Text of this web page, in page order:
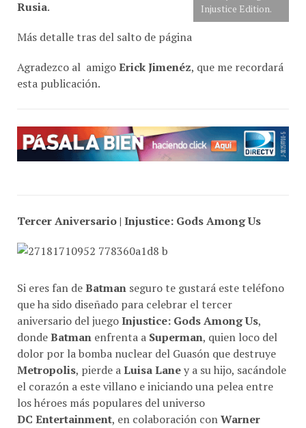
esta publicación.
que ha sido diseñado para celebrar el tercer
aniversario del juego Injustice: Gods Among Us
dondeBatmanenfrenta aSuperman, quien loco del
dolor por la bomba nuclear del Guasón que destruye
Metropolis, pierde aLuisa Laney a su hijo, sacándole
el corazón a este villano e iniciando una pelea entre
los héroes más populares del universo
DC Entertainment, en colaboración con
Bros. Interactive Entertainment.